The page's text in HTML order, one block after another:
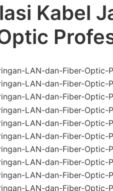
Kabel